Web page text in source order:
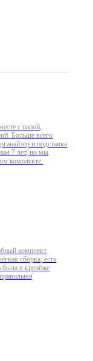
с папой,
Больше всего
и подставка
7 лет, но мы
комплекте.
комплект,
сборка, есть
была в крепёже